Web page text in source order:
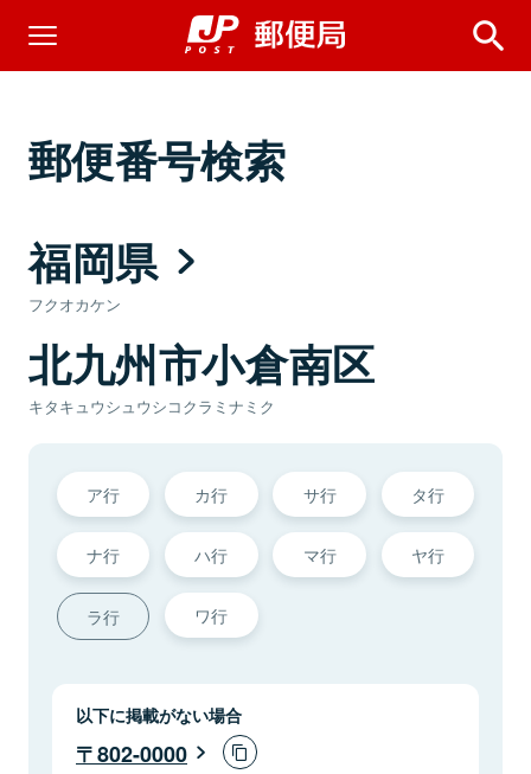
郵便番号検索
福岡県
フクオカケン
北九州市小倉南区
キタキュウシュウシコクラミナミク
ア行 カ行 サ行 タ行
ナ行 ハ行 マ行 ヤ行
ラ行 ワ行
以下に掲載がない場合
802-0000